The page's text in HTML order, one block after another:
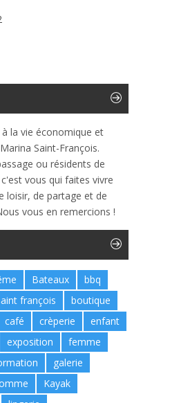
la vie économique et
Saint-François.
ou résidents de
vous qui faites vivre
loisir, de partage et de
vous en remercions !
Bateaux
bbq
françois
boutique
café crèperie
enfant
exposition
femme
galerie
Kayak